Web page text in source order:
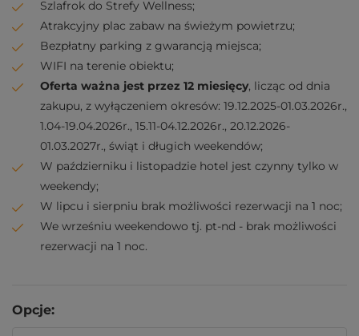
Szlafrok do Strefy Wellness;
Atrakcyjny plac zabaw na świeżym powietrzu;
Bezpłatny parking z gwarancją miejsca;
WIFI na terenie obiektu;
Oferta ważna jest przez 12 miesięcy, licząc od dnia
zakupu, z wyłączeniem okresów: 19.12.2025-01.03.2026r.,
1.04-19.04.2026r., 15.11-04.12.2026r., 20.12.2026-
01.03.2027r., świąt i długich weekendów;
W październiku i listopadzie hotel jest czynny tylko w
weekendy;
W lipcu i sierpniu brak możliwości rezerwacji na 1 noc;
We wrześniu weekendowo tj. pt-nd - brak możliwości
rezerwacji na 1 noc.
Opcje: